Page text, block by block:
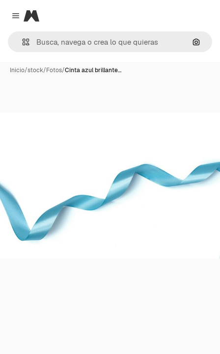
Close menu
Magnific
Inicio/stock/Fotos/Cinta azul brillante…